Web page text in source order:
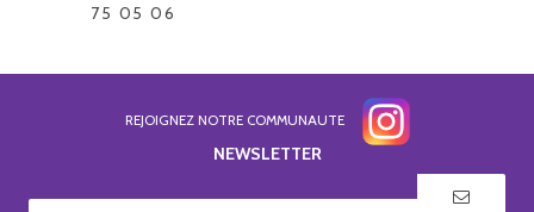
75 05 06
REJOIGNEZ NOTRE COMMUNAUTE
NEWSLETTER